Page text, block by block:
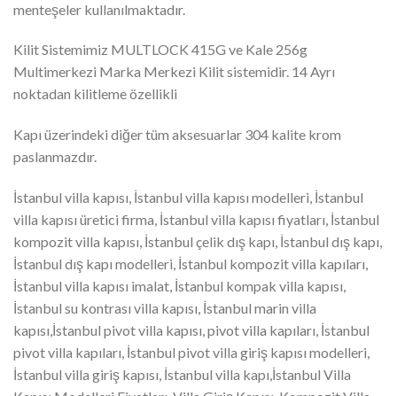
menteşeler kullanılmaktadır.
Kilit Sistemimiz MULTLOCK 415G ve Kale 256g
Multimerkezi Marka Merkezi Kilit sistemidir. 14 Ayrı
noktadan kilitleme özellikli
Kapı üzerindeki diğer tüm aksesuarlar 304 kalite krom
paslanmazdır.
İstanbul villa kapısı, İstanbul villa kapısı modelleri, İstanbul
villa kapısı üretici firma, İstanbul villa kapısı fiyatları, İstanbul
kompozit villa kapısı, İstanbul çelik dış kapı, İstanbul dış kapı,
İstanbul dış kapı modelleri, İstanbul kompozit villa kapıları,
İstanbul villa kapısı imalat, İstanbul kompak villa kapısı,
İstanbul su kontrası villa kapısı, İstanbul marin villa
kapısı,İstanbul pivot villa kapısı, pivot villa kapıları, İstanbul
pivot villa kapıları, İstanbul pivot villa giriş kapısı modelleri,
İstanbul villa giriş kapısı, İstanbul villa kapı,İstanbul Villa